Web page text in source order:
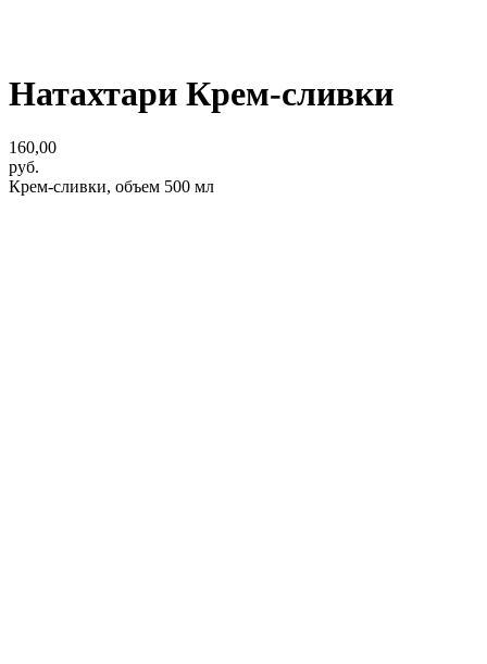
Натахтари Крем-сливки
160,00
руб.
Крем-сливки, объем 500 мл